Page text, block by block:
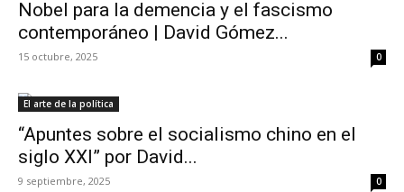
Nobel para la demencia y el fascismo
contemporáneo | David Gómez...
15 octubre, 2025 0
El arte de la política
“Apuntes sobre el socialismo chino en el
siglo XXI” por David...
9 septiembre, 2025 0